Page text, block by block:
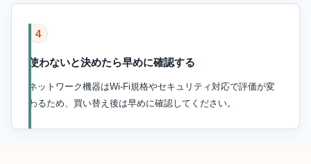
4
使わないと決めたら早めに確認する
ネットワーク機器はWi-Fi規格やセキュリティ対応で評価が変
わるため、買い替え後は早めに確認してください。